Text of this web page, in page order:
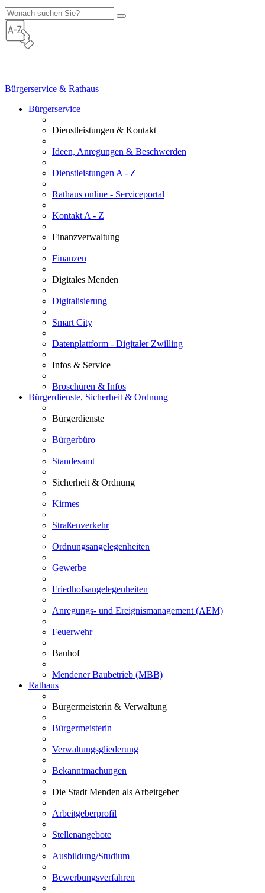
Bürgerservice & Rathaus
Bürgerservice
Dienstleistungen & Kontakt
Ideen, Anregungen & Beschwerden
Dienstleistungen A - Z
Rathaus online - Serviceportal
Kontakt A - Z
Finanzverwaltung
Finanzen
Digitales Menden
Digitalisierung
Smart City
Datenplattform - Digitaler Zwilling
Infos & Service
Broschüren & Infos
Bürgerdienste, Sicherheit & Ordnung
Bürgerdienste
Bürgerbüro
Standesamt
Sicherheit & Ordnung
Kirmes
Straßenverkehr
Ordnungsangelegenheiten
Gewerbe
Friedhofsangelegenheiten
Anregungs- und Ereignismanagement (AEM)
Feuerwehr
Bauhof
Mendener Baubetrieb (MBB)
Rathaus
Bürgermeisterin & Verwaltung
Bürgermeisterin
Verwaltungsgliederung
Bekanntmachungen
Die Stadt Menden als Arbeitgeber
Arbeitgeberprofil
Stellenangebote
Ausbildung/Studium
Bewerbungsverfahren